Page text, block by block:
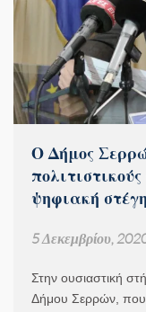
Ο Δήμος
ψηφιακή στέγη
5 Δεκεμβρίου,
Στην ουσιαστική
Δήμου Σερρών, που